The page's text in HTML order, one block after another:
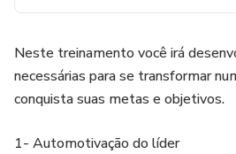
Neste treinamento você irá
necessárias para se transformar
conquista suas metas e objetivos.
1- Automotivação do líder